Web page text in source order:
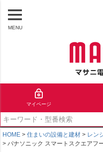
MENU
マイページ
HOME 住まいの設備と建材
レン
パナソニック スマートスクエアフ